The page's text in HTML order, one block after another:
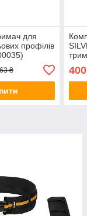
для
профілів
₴ 400